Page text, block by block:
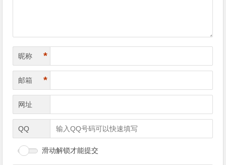
昵称 *
邮箱 *
网址
QQ
滑动解锁才能提交